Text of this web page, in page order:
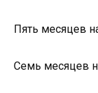
Пять месяцев
Семь месяцев